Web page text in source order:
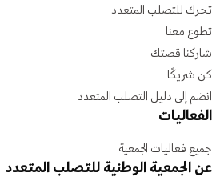
تحرك للتصلب المتعدد
تطوع معنا
شاركنا قصتك
كن شريكًا
انضم إلى دليل التصلب المتعدد
الفعاليات
جميع فعاليات الجمعية
عن الجمعية الوطنية للتصلب المتعدد